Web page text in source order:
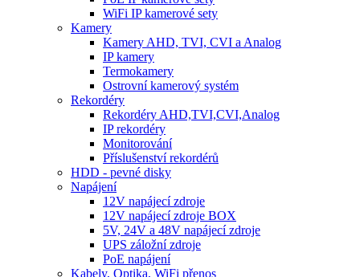
WiFi IP kamerové sety
Kamery
Kamery AHD, TVI, CVI a Analog
IP kamery
Termokamery
Ostrovní kamerový systém
Rekordéry
Rekordéry AHD,TVI,CVI,Analog
IP rekordéry
Monitorování
Příslušenství rekordérů
HDD - pevné disky
Napájení
12V napájecí zdroje
12V napájecí zdroje BOX
5V, 24V a 48V napájecí zdroje
UPS záložní zdroje
PoE napájení
Kabely, Optika, WiFi přenos